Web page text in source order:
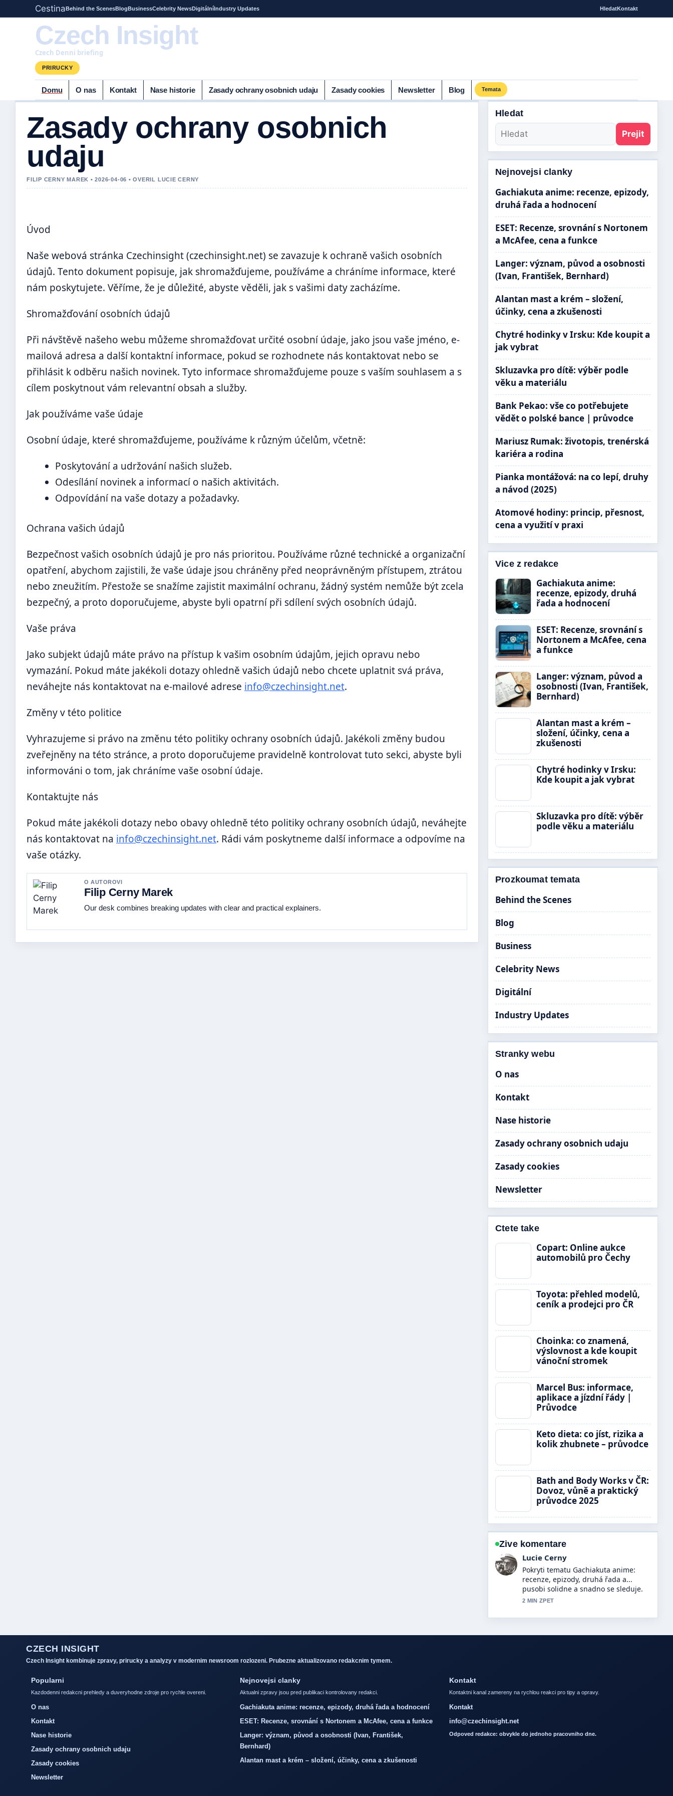
CestinaBehind the ScenesBlogBusinessCelebrity NewsDigitálníIndustry Updates HledatKontakt
Czech Insight
Czech Denni briefing
PRIRUCKY
Domu O nas Kontakt Nase historie Zasady ochrany osobnich udaju Zasady cookies Newsletter Blog Temata
Zasady ochrany osobnich
udaju
FILIP CERNY MAREK • 2026-04-06 • OVERIL LUCIE CERNY
Úvod
Naše webová stránka Czechinsight (czechinsight.net) se zavazuje k ochraně vašich osobních
údajů. Tento dokument popisuje, jak shromažďujeme, používáme a chráníme informace, které
nám poskytujete. Věříme, že je důležité, abyste věděli, jak s vašimi daty zacházíme.
Shromažďování osobních údajů
Při návštěvě našeho webu můžeme shromažďovat určité osobní údaje, jako jsou vaše jméno, e-
mailová adresa a další kontaktní informace, pokud se rozhodnete nás kontaktovat nebo se
přihlásit k odběru našich novinek. Tyto informace shromažďujeme pouze s vaším souhlasem a s
cílem poskytnout vám relevantní obsah a služby.
Jak používáme vaše údaje
Osobní údaje, které shromažďujeme, používáme k různým účelům, včetně:
Poskytování a udržování našich služeb.
Odesílání novinek a informací o našich aktivitách.
Odpovídání na vaše dotazy a požadavky.
Ochrana vašich údajů
Bezpečnost vašich osobních údajů je pro nás prioritou. Používáme různé technické a organizační
opatření, abychom zajistili, že vaše údaje jsou chráněny před neoprávněným přístupem, ztrátou
nebo zneužitím. Přestože se snažíme zajistit maximální ochranu, žádný systém nemůže být zcela
bezpečný, a proto doporučujeme, abyste byli opatrní při sdílení svých osobních údajů.
Vaše práva
Jako subjekt údajů máte právo na přístup k vašim osobním údajům, jejich opravu nebo
vymazání. Pokud máte jakékoli dotazy ohledně vašich údajů nebo chcete uplatnit svá práva,
neváhejte nás kontaktovat na e-mailové adrese info@czechinsight.net.
Změny v této politice
Vyhrazujeme si právo na změnu této politiky ochrany osobních údajů. Jakékoli změny budou
zveřejněny na této stránce, a proto doporučujeme pravidelně kontrolovat tuto sekci, abyste byli
informováni o tom, jak chráníme vaše osobní údaje.
Kontaktujte nás
Pokud máte jakékoli dotazy nebo obavy ohledně této politiky ochrany osobních údajů, neváhejte
nás kontaktovat na info@czechinsight.net. Rádi vám poskytneme další informace a odpovíme na
vaše otázky.
O AUTOROVI
Filip Cerny Marek
Our desk combines breaking updates with clear and practical explainers.
Hledat
Prejit
Nejnovejsi clanky
Gachiakuta anime: recenze, epizody,
druhá řada a hodnocení
ESET: Recenze, srovnání s Nortonem
a McAfee, cena a funkce
Langer: význam, původ a osobnosti
(Ivan, František, Bernhard)
Alantan mast a krém – složení,
účinky, cena a zkušenosti
Chytré hodinky v Irsku: Kde koupit a
jak vybrat
Skluzavka pro dítě: výběr podle
věku a materiálu
Bank Pekao: vše co potřebujete
vědět o polské bance | průvodce
Mariusz Rumak: životopis, trenérská
kariéra a rodina
Pianka montážová: na co lepí, druhy
a návod (2025)
Atomové hodiny: princip, přesnost,
cena a využití v praxi
Vice z redakce
Gachiakuta anime:
recenze, epizody, druhá
řada a hodnocení
ESET: Recenze, srovnání s
Nortonem a McAfee, cena
a funkce
Langer: význam, původ a
osobnosti (Ivan, František,
Bernhard)
Alantan mast a krém –
složení, účinky, cena a
zkušenosti
Chytré hodinky v Irsku:
Kde koupit a jak vybrat
Skluzavka pro dítě: výběr
podle věku a materiálu
Prozkoumat temata
Behind the Scenes
Blog
Business
Celebrity News
Digitální
Industry Updates
Stranky webu
O nas
Kontakt
Nase historie
Zasady ochrany osobnich udaju
Zasady cookies
Newsletter
Ctete take
Copart: Online aukce
automobilů pro Čechy
Toyota: přehled modelů,
ceník a prodejci pro ČR
Choinka: co znamená,
výslovnost a kde koupit
vánoční stromek
Marcel Bus: informace,
aplikace a jízdní řády |
Průvodce
Keto dieta: co jíst, rizika a
kolik zhubnete – průvodce
Bath and Body Works v ČR:
Dovoz, vůně a praktický
průvodce 2025
Zive komentare
Martin Prochazka
Vyborna verifikace kolem ESET:
Recenze, srovnání s Nortonem a
McAfee,.... Vic redakci by melo psat
timto stylem.
CZECH INSIGHT
Czech Insight kombinuje zpravy, prirucky a analyzy v modernim newsroom rozlozeni. Prubezne aktualizovano redakcnim tymem.
Popularni
Kazdodenni redakcni prehledy a duveryhodne zdroje pro rychle overeni.
Zasady ochrany osobnich udaju
Zasady cookies
Nejnovejsi clanky
Aktualni zpravy jsou pred publikaci kontrolovany redakci.
Gachiakuta anime: recenze, epizody, druhá řada a hodnocení
ESET: Recenze, srovnání s Nortonem a McAfee, cena a funkce
Langer: význam, původ a osobnosti (Ivan, František,
Bernhard)
Alantan mast a krém – složení, účinky, cena a zkušenosti
Kontakt
Kontaktni kanal zamereny na rychlou reakci pro tipy a opravy.
info@czechinsight.net
Odpoved redakce: obvykle do jednoho pracovniho dne.